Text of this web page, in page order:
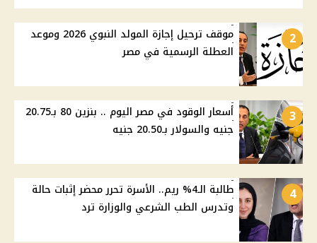
2
موقف ترحيل إجازة المولد النبوي 2026 وموعد
العطلة الرسمية في مصر
3
أسعار الوقود في مصر اليوم .. بنزين 80 بـ20.75
جنيه والسولار بـ20.50 جنيه
4
طالبة الـ4% ريم.. الأسرة تحرر محضر إثبات حالة
وتدرس الطب الشرعي والوزارة ترد